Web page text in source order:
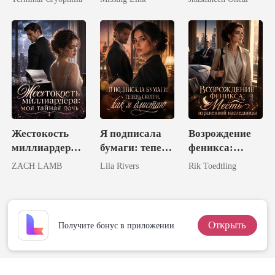
ликанов
Жестокость
миллиардера:
моя тайная
ZACH LAMB
Я подписала
бумаги: теперь
смотри, как я
Lila Rivers
Возрождение
феникса:
Месть
Rik Toedtling
Получите бонус в приложении Открыть